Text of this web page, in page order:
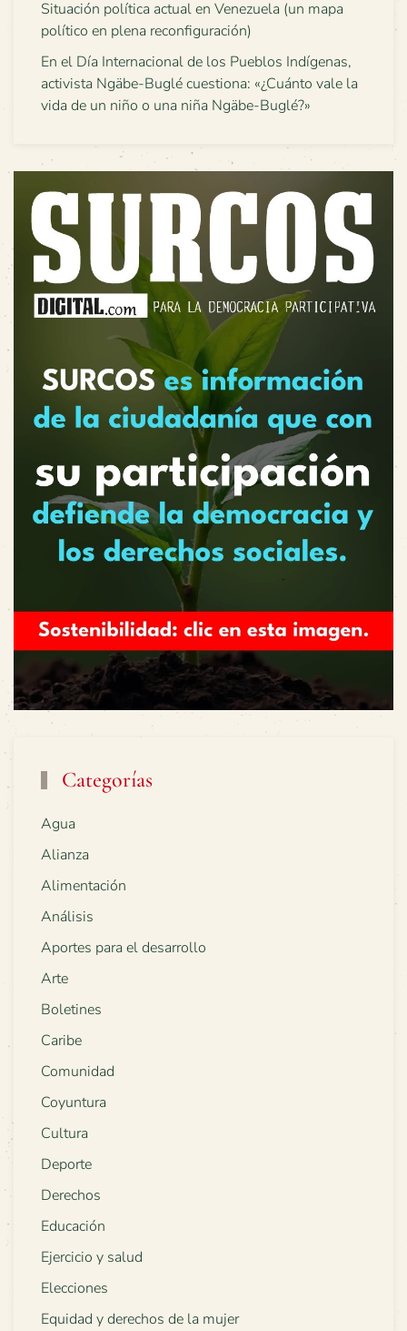
Situación política actual en Venezuela (un mapa
político en plena reconfiguración)
En el Día Internacional de los Pueblos Indígenas,
activista Ngäbe-Buglé cuestiona: «¿Cuánto vale la
vida de un niño o una niña Ngäbe-Buglé?»
Categorías
Agua
Alianza
Alimentación
Análisis
Aportes para el desarrollo
Arte
Boletines
Caribe
Comunidad
Coyuntura
Cultura
Deporte
Derechos
Educación
Ejercicio y salud
Elecciones
Equidad y derechos de la mujer